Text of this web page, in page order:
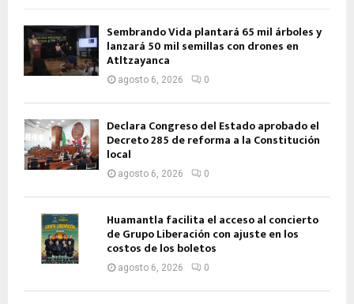
Sembrando Vida plantará 65 mil árboles y
lanzará 50 mil semillas con drones en
Atltzayanca
agosto 6, 2026 0
Declara Congreso del Estado aprobado el
Decreto 285 de reforma a la Constitución
local
agosto 6, 2026 0
Huamantla facilita el acceso al concierto
de Grupo Liberación con ajuste en los
costos de los boletos
agosto 6, 2026 0